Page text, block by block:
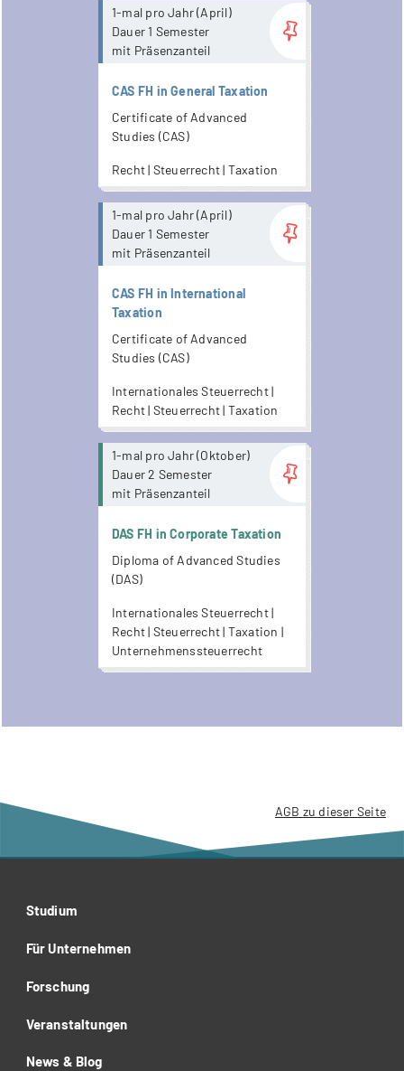
1-mal pro Jahr (April)
Dauer 1 Semester
mit Präsenzanteil
CAS FH in General Taxation
Certificate of Advanced
Studies (CAS)
Recht | Steuerrecht | Taxation
more...
1-mal pro Jahr (April)
Dauer 1 Semester
mit Präsenzanteil
CAS FH in International
Taxation
Certificate of Advanced
Studies (CAS)
Internationales Steuerrecht |
Recht | Steuerrecht | Taxation
more...
1-mal pro Jahr (Oktober)
Dauer 2 Semester
mit Präsenzanteil
DAS FH in Corporate Taxation
Diploma of Advanced Studies
(DAS)
Internationales Steuerrecht |
Recht | Steuerrecht | Taxation |
Unternehmenssteuerrecht
more...
AGB zu dieser Seite
Studium
Für Unternehmen
Forschung
Veranstaltungen
News & Blog